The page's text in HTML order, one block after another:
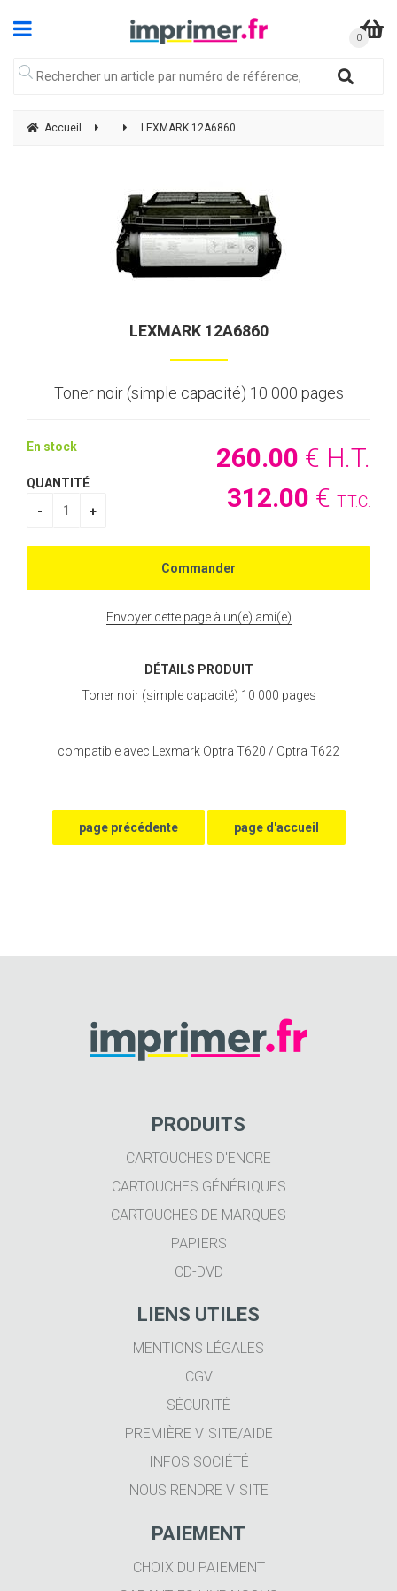
Accueil LEXMARK 12A6860
LEXMARK 12A6860
Toner noir (simple capacité) 10 000 pages
260.00 € H.T.
312.00 € T.T.C.
En stock
QUANTITÉ
Envoyer cette page à un(e) ami(e)
DÉTAILS PRODUIT
Toner noir (simple capacité) 10 000 pages
compatible avec Lexmark Optra T620 / Optra T622
PRODUITS
CARTOUCHES D'ENCRE
CARTOUCHES GÉNÉRIQUES
CARTOUCHES DE MARQUES
PAPIERS
CD-DVD
LIENS UTILES
MENTIONS LÉGALES
CGV
SÉCURITÉ
PREMIÈRE VISITE/AIDE
INFOS SOCIÉTÉ
NOUS RENDRE VISITE
PAIEMENT
CHOIX DU PAIEMENT